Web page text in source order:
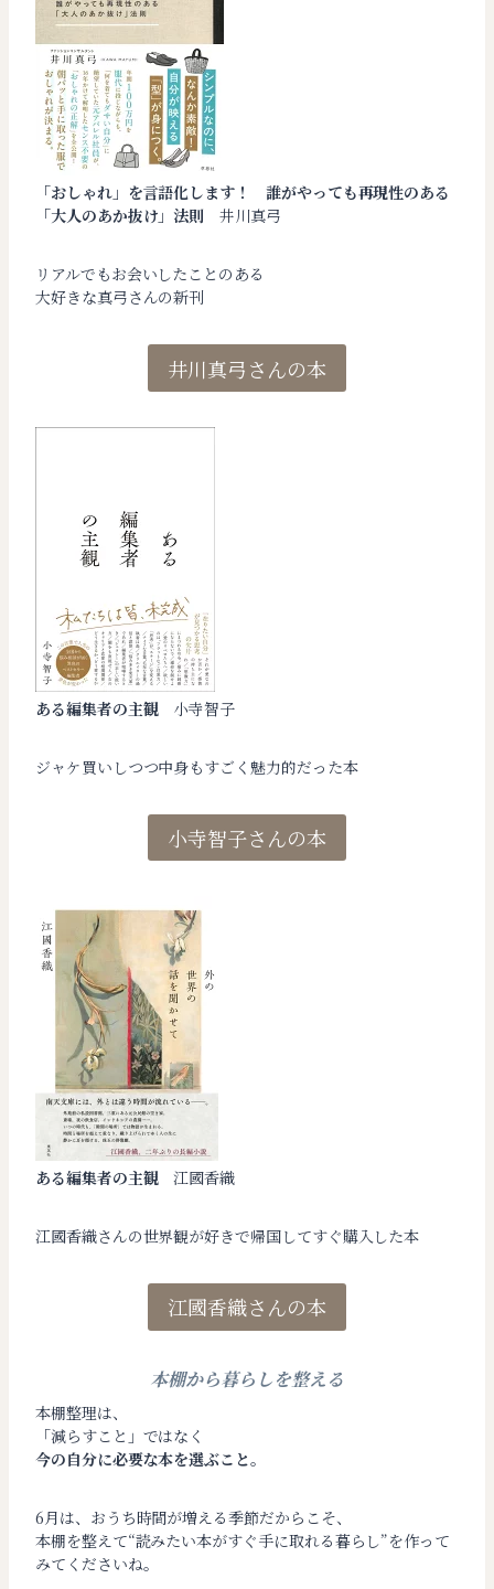
「おしゃれ」を言語化します！ 誰がやっても再現性のある
「大人のあか抜け」法則 井川真弓
リアルでもお会いしたことのある
大好きな真弓さんの新刊
井川真弓さんの本
ある編集者の主観小寺智子
ジャケ買いしつつ中身もすごく魅力的だった本
小寺智子さんの本
ある編集者の主観江國香織
江國香織さんの世界観が好きで帰国してすぐ購入した本
江國香織さんの本
本棚から暮らしを整える
本棚整理は、
「減らすこと」ではなく
今の自分に必要な本を選ぶこと。
6月は、おうち時間が増える季節だからこそ、
本棚を整えて“読みたい本がすぐ手に取れる暮らし”を作って
みてくださいね。